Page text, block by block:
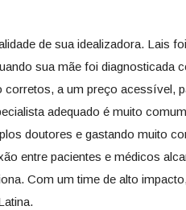
de sua idealizadora. Lais
sua mãe foi diagnosticada
a um preço acessível,
adequado é muito
doutores e gastando muito
entre pacientes e médicos
Com um time de alto